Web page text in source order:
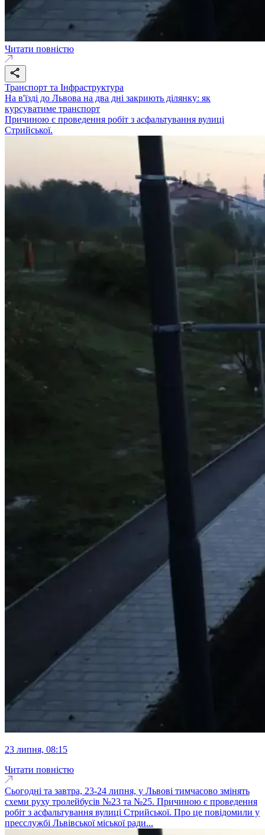
Читати повністю
Транспорт та Інфраструктура
На в'їзді до Львова на два дні закриють ділянку: як
курсуватиме транспорт
Причиною є проведення робіт з асфальтування вулиці
Стрийської.
23 липня, 08:15
Читати повністю
Сьогодні та завтра, 23-24 липня, у Львові тимчасово змінять
схеми руху тролейбусів №23 та №25. Причиною є проведення
робіт з асфальтування вулиці Стрийської. Про це повідомили у
пресслужбі Львівської міської ради...